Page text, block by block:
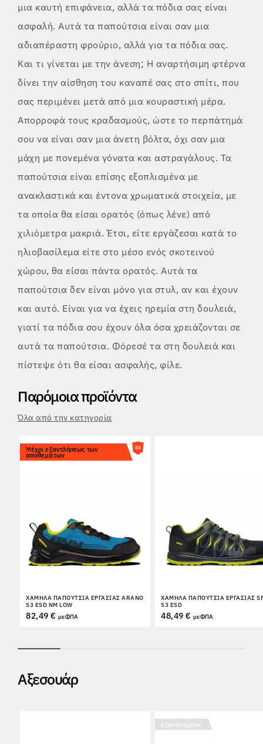
μια καυτή επιφάνεια, αλλά τα πόδια σας είναι
ασφαλή. Αυτά τα παπούτσια είναι σαν μια
αδιαπέραστη φρούριο, αλλά για τα πόδια σας.
Και τι γίνεται με την άνεση; Η αναρτήσιμη φτέρνα
δίνει την αίσθηση του καναπέ σας στο σπίτι, που
σας περιμένει μετά από μια κουραστική μέρα.
Απορροφά τους κραδασμούς, ώστε το περπάτημά
σου να είναι σαν μια άνετη βόλτα, όχι σαν μια
μάχη με πονεμένα γόνατα και αστραγάλους. Τα
παπούτσια είναι επίσης εξοπλισμένα με
ανακλαστικά και έντονα χρωματικά στοιχεία, με
τα οποία θα είσαι ορατός (όπως λένε) από
χιλιόμετρα μακριά. Έτσι, είτε εργάζεσαι κατά το
ηλιοβασίλεμα είτε στο μέσο ενός σκοτεινού
χώρου, θα είσαι πάντα ορατός. Αυτά τα
παπούτσια δεν είναι μόνο για στυλ, αν και έχουν
και αυτό. Είναι για να έχεις ηρεμία στη δουλειά,
γιατί τα πόδια σου έχουν όλα όσα χρειάζονται σε
αυτά τα παπούτσια. Φόρεσέ τα στη δουλειά και
πίστεψε ότι θα είσαι ασφαλής, φίλε.
Παρόμοια προϊόντα
Όλα από την κατηγορία
Μέχρι εξαντλήσεως των
αποθεμάτων
ΧΑΜΗΛΆ ΠΑΠΟΎΤΣΙΑ ΕΡΓΑΣΊΑΣ ARANO
S3 ESD NM LOW
82,49 € με ΦΠΑ
ΧΑΜΗΛΆ ΠΑΠΟΎΤΣΙΑ ΕΡΓΑΣΊΑΣ
S3 ESD
48,49 € με ΦΠΑ
Αξεσουάρ
Εξαντλημένο